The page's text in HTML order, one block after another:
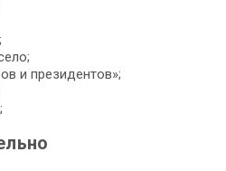
и президентов»;